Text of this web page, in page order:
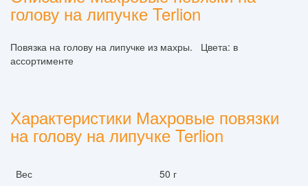
голову на липучке Terlion
Повязка на голову на липучке из махры. Цвета: в
ассортименте
Характеристики Махровые повязки
на голову на липучке Terlion
Вес
50 г